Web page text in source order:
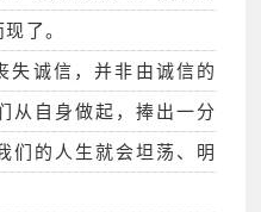
了。
失诚信，并非由诚信的
从自身做起，捧出一分
们的人生就会坦荡、明